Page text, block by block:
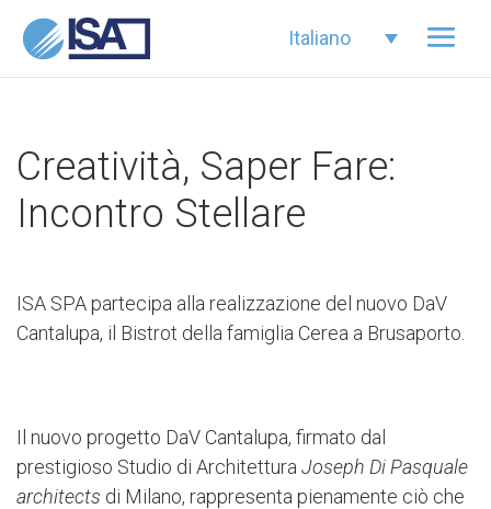
Italiano
Creatività, Saper Fare:
Incontro Stellare
ISA SPA partecipa alla realizzazione del nuovo DaV
Cantalupa, il Bistrot della famiglia Cerea a Brusaporto.
Il nuovo progetto DaV Cantalupa, firmato dal
prestigioso Studio di Architettura Joseph Di Pasquale
architects di Milano, rappresenta pienamente ciò che